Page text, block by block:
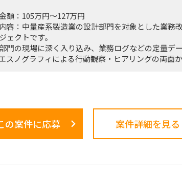
額：105万円～127万円
容：中量産系製造業の設計部門を対象とした業務
ェクトです。
門の現場に深く入り込み、業務ログなどの定量デ
スノグラフィによる行動観察・ヒアリングの両面か
に対する改革提案および最終報告までを担います。
部門のオフィス内における行動観察、エスノグラ
の案件に応募 案件詳細を見る